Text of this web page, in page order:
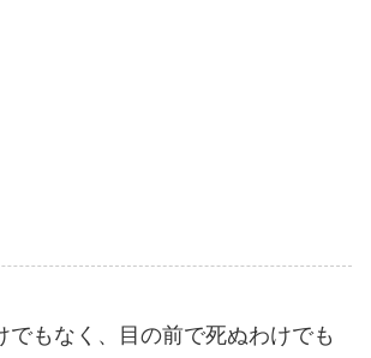
でもなく、目の前で死ぬわけでも